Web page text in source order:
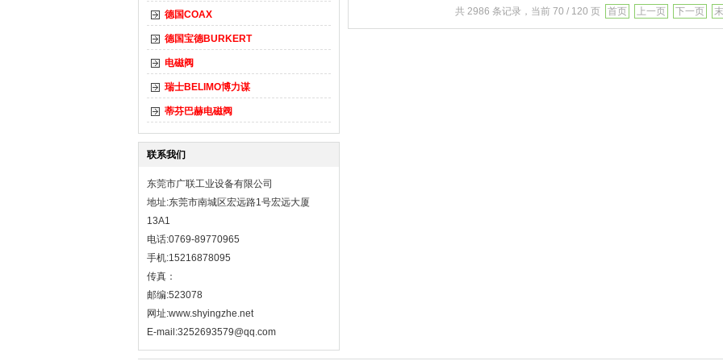
德国COAX
德国宝德BURKERT
电磁阀
瑞士BELIMO博力谋
蒂芬巴赫电磁阀
联系我们
东莞市广联工业设备有限公司
地址:东莞市南城区宏远路1号宏远大厦
13A1
电话:0769-89770965
手机:15216878095
传真：
邮编:523078
网址:www.shyingzhe.net
E-mail:3252693579@qq.com
共 2986 条记录，当前 70 / 120 页 首页 上一页 下一页